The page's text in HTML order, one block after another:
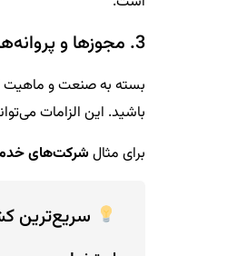
3. مجوزها و پروانه‌های تجاری در اتحادیه اروپا
بسته به صنعت و ماهیت
باشید. این الزامات
برای مثالشرکت‌های
سریع‌ترین